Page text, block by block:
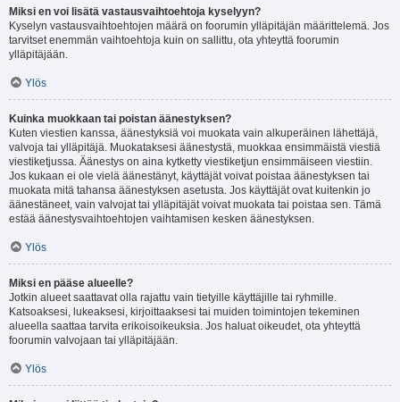
Miksi en voi lisätä vastausvaihtoehtoja kyselyyn?
Kyselyn vastausvaihtoehtojen määrä on foorumin ylläpitäjän määrittelemä. Jos
tarvitset enemmän vaihtoehtoja kuin on sallittu, ota yhteyttä foorumin
ylläpitäjään.
Ylös
Kuinka muokkaan tai poistan äänestyksen?
Kuten viestien kanssa, äänestyksiä voi muokata vain alkuperäinen lähettäjä,
valvoja tai ylläpitäjä. Muokataksesi äänestystä, muokkaa ensimmäistä viestiä
viestiketjussa. Äänestys on aina kytketty viestiketjun ensimmäiseen viestiin.
Jos kukaan ei ole vielä äänestänyt, käyttäjät voivat poistaa äänestyksen tai
muokata mitä tahansa äänestyksen asetusta. Jos käyttäjät ovat kuitenkin jo
äänestäneet, vain valvojat tai ylläpitäjät voivat muokata tai poistaa sen. Tämä
estää äänestysvaihtoehtojen vaihtamisen kesken äänestyksen.
Ylös
Miksi en pääse alueelle?
Jotkin alueet saattavat olla rajattu vain tietyille käyttäjille tai ryhmille.
Katsoaksesi, lukeaksesi, kirjoittaaksesi tai muiden toimintojen tekeminen
alueella saattaa tarvita erikoisoikeuksia. Jos haluat oikeudet, ota yhteyttä
foorumin valvojaan tai ylläpitäjään.
Ylös